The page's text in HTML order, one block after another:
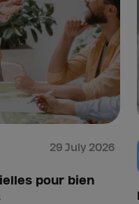
29 July 2026
pour bien